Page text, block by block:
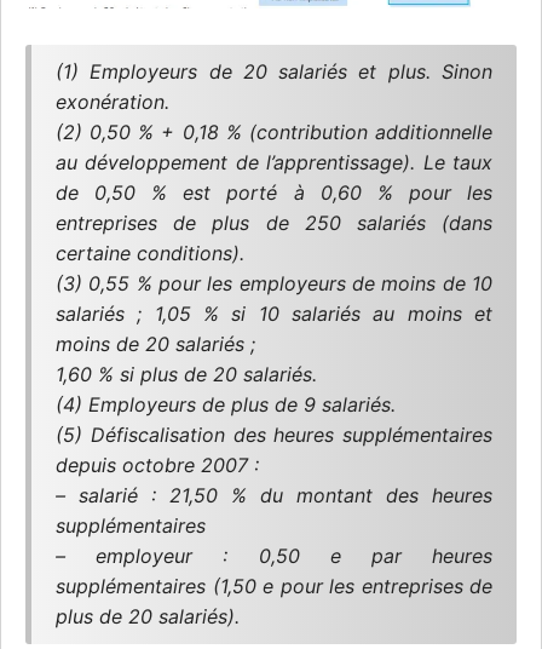
(1) Employeurs de 20 salariés et plus. Sinon
exonération.
(2) 0,50 % + 0,18 % (contribution additionnelle
au développement de l’apprentissage). Le taux
de 0,50 % est porté à 0,60 % pour les
entreprises de plus de 250 salariés (dans
certaine conditions).
(3) 0,55 % pour les employeurs de moins de 10
salariés ; 1,05 % si 10 salariés au moins et
moins de 20 salariés ;
1,60 % si plus de 20 salariés.
(4) Employeurs de plus de 9 salariés.
(5) Défiscalisation des heures supplémentaires
depuis octobre 2007 :
– salarié : 21,50 % du montant des heures
supplémentaires
– employeur : 0,50 e par heures
supplémentaires (1,50 e pour les entreprises de
plus de 20 salariés).